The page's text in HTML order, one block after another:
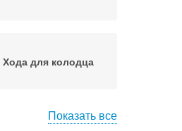
Хода для колодца
Показать все